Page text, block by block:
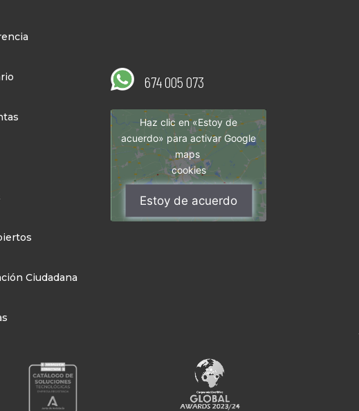
Ciudadana
674 005 073
Haz clic en «Estoy de
acuerdo» para activar Google
maps
cookies
Estoy de acuerdo